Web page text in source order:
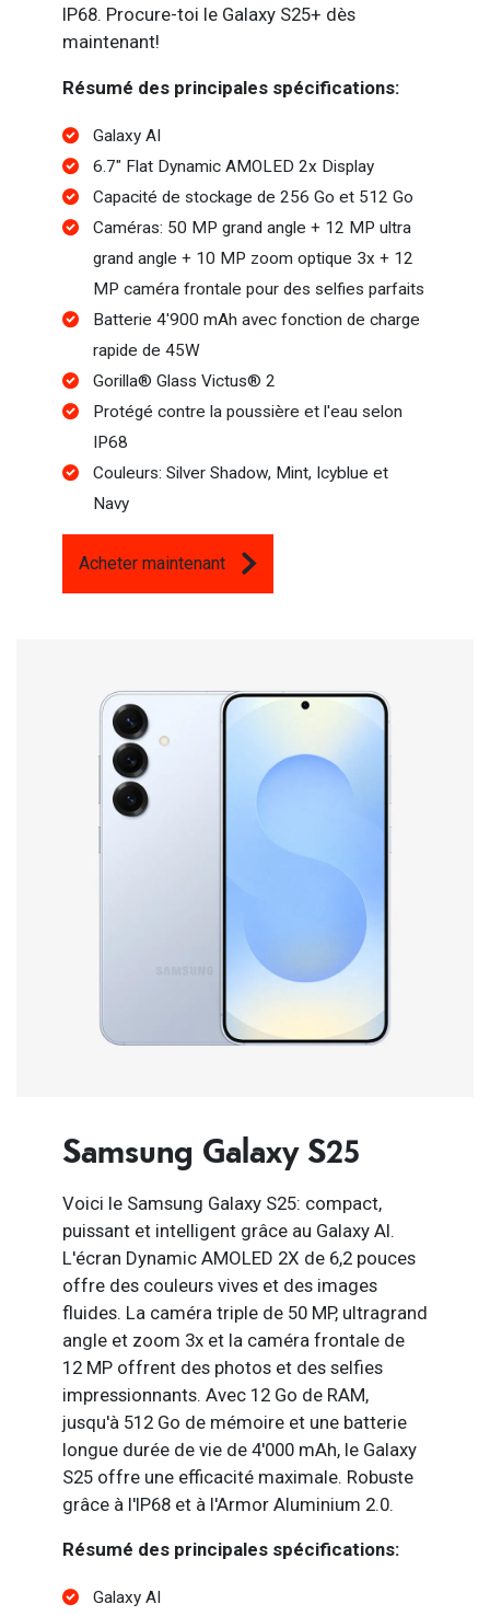
IP68. Procure-toi le Galaxy S25+ dès
maintenant!
Résumé des principales spécifications:
Galaxy AI
6.7" Flat Dynamic AMOLED 2x Display
Capacité de stockage de 256 Go et 512 Go
Caméras: 50 MP grand angle + 12 MP ultra
grand angle + 10 MP zoom optique 3x + 12
MP caméra frontale pour des selfies parfaits
Batterie 4'900 mAh avec fonction de charge
rapide de 45W
Gorilla® Glass Victus® 2
Protégé contre la poussière et l'eau selon
IP68
Couleurs: Silver Shadow, Mint, Icyblue et
Navy
Acheter maintenant
Samsung Galaxy S25
Voici le Samsung Galaxy S25: compact,
puissant et intelligent grâce au Galaxy AI.
L'écran Dynamic AMOLED 2X de 6,2 pouces
offre des couleurs vives et des images
fluides. La caméra triple de 50 MP, ultragrand
angle et zoom 3x et la caméra frontale de
12 MP offrent des photos et des selfies
impressionnants. Avec 12 Go de RAM,
jusqu'à 512 Go de mémoire et une batterie
longue durée de vie de 4'000 mAh, le Galaxy
S25 offre une efficacité maximale. Robuste
grâce à l'IP68 et à l'Armor Aluminium 2.0.
Résumé des principales spécifications:
Galaxy AI